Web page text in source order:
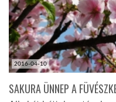
AFRIKA TUDÁSTÁR
A NAP SZÉPE
2016-04-10
SAKURA ÜNNEP A